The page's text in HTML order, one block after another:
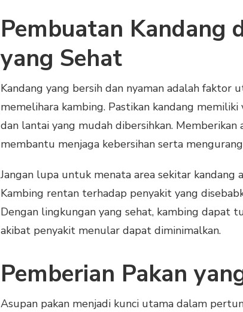
Pembuatan Kandang
yang Sehat
Kandang yang bersih dan nyaman adalah faktor
memelihara kambing. Pastikan kandang
dan lantai yang mudah dibersihkan.
membantu menjaga kebersihan serta
Jangan lupa untuk menata area sekitar kandang
Kambing rentan terhadap penyakit yang
Dengan lingkungan yang sehat, kambing dapat
akibat penyakit menular dapat diminimalkan.
Pemberian Pakan
Asupan pakan menjadi kunci utama dalam